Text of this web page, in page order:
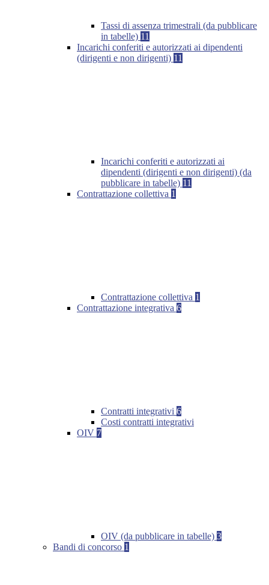
Tassi di assenza trimestrali (da pubblicare
in tabelle) 11
Incarichi conferiti e autorizzati ai dipendenti
(dirigenti e non dirigenti) 11
Incarichi conferiti e autorizzati ai
dipendenti (dirigenti e non dirigenti) (da
pubblicare in tabelle) 11
Contrattazione collettiva 1
Contrattazione collettiva 1
Contrattazione integrativa 6
Contratti integrativi 6
Costi contratti integrativi
OIV 7
OIV (da pubblicare in tabelle) 3
Bandi di concorso 1